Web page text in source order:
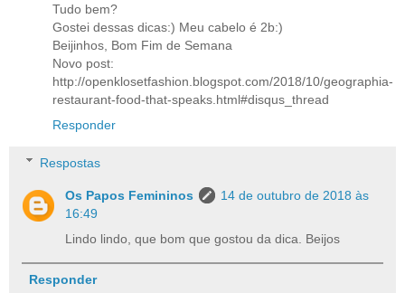
Tudo bem?
Gostei dessas dicas:) Meu cabelo é 2b:)
Beijinhos, Bom Fim de Semana
Novo post:
http://openklosetfashion.blogspot.com/2018/10/geographia-
restaurant-food-that-speaks.html#disqus_thread
Responder
Respostas
Os Papos Femininos
14 de outubro de 2018 às
16:49
Lindo lindo, que bom que gostou da dica. Beijos
Responder